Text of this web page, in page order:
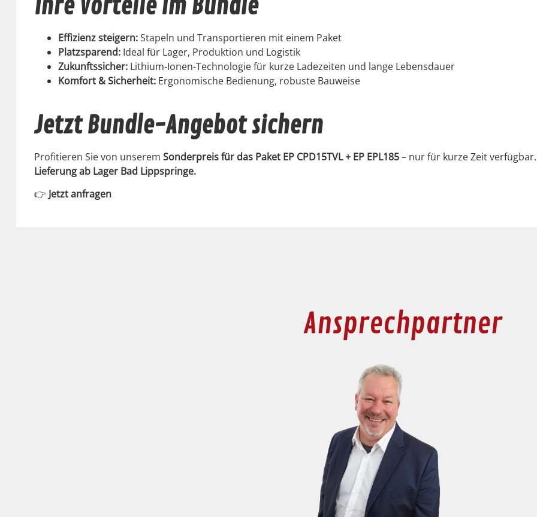
Ihre Vorteile im Bundle
Effizienz steigern:Stapeln und Trans­portieren mit einem Paket
Platzs­parend:Ide­al für Lager, Pro­duk­tion und Logis­tik
Zukun­ftssich­er:Lithi­um-Ionen-Tech­nolo­gie für kurze Ladezeit­en und lange Lebens­dauer
Kom­fort & Sicher­heit:Ergonomis­che Bedi­enung, robuste Bauweise
Jetzt Bundle-Angebot sichern
Prof­i­tieren Sie von unserem Son­der­preis für das Paket EP CPD15TVL + EP EPL185– nur für kurze Zeit ver­füg­bar.
Liefer­ung ab Lager Bad Lipp­springe.
👉 Jet­zt anfra­gen
Ansprechpartner